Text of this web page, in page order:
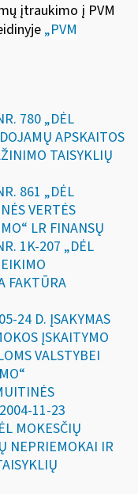
įtraukimo į PVM
„PVM
780 „DĖL
APSKAITOS
TAISYKLIŲ
861 „DĖL
VERTĖS
LR FINANSŲ
1K-207 „DĖL
FAKTŪRA
24 D. ĮSAKYMAS
ĮSKAITYMO
VALSTYBEI
11-23
MOKESČIŲ
NEPRIEMOKAI IR